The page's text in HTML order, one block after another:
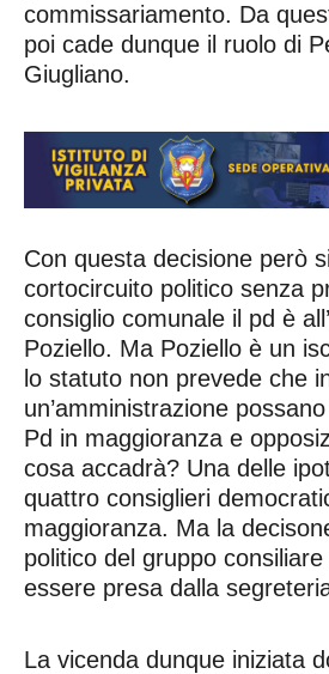
commissariamento. Da
poi cade dunque il ruolo di
Giugliano.
Con questa decisione però
cortocircuito politico senza
consiglio comunale il pd è
Poziello. Ma Poziello è un
lo statuto non prevede che
un’amministrazione
Pd in maggioranza e
cosa accadrà? Una delle
quattro consiglieri
maggioranza. Ma la
politico del gruppo
essere presa dalla
La vicenda dunque iniziata